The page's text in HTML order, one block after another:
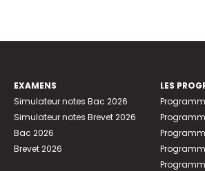
EXAMENS
Simulateur notes Bac 2026
Simulateur notes Brevet 2026
Bac 2026
Brevet 2026
LES